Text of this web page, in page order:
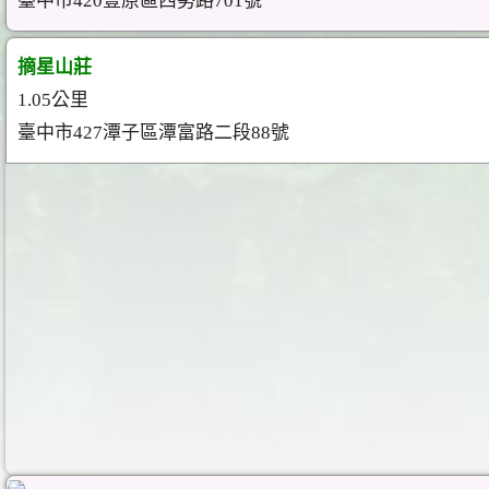
摘星山莊
1.05公里
臺中市427潭子區潭富路二段88號